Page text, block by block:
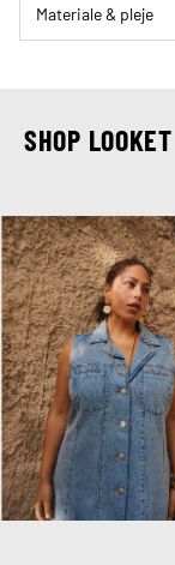
Materiale & pleje
SHOP LOOKET